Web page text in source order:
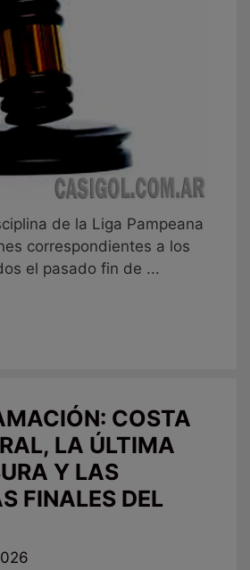
de la Liga Pampeana
correspondientes a los
el pasado fin de ...
COSTA
LA ÚLTIMA
Y LAS
FINALES DEL